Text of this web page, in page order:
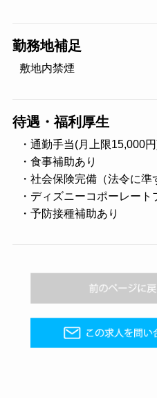
勤務地補足
敷地内禁煙
待遇・福利厚生
・通勤手当(月上限15,000
・食事補助あり
・社会保険完備（法令に準
・ディズニーコポーレート
・予防接種補助あり